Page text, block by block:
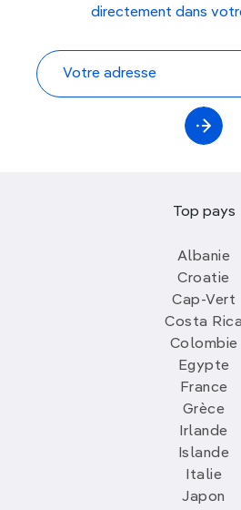
directement dans
Top pays
Albanie
Croatie
Cap-Vert
Costa Rica
Colombie
Egypte
France
Grèce
Irlande
Islande
Italie
Japon